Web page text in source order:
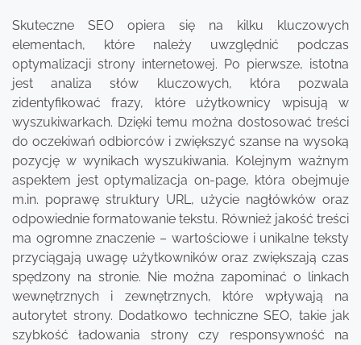
Skuteczne SEO opiera się na kilku kluczowych
elementach, które należy uwzględnić podczas
optymalizacji strony internetowej. Po pierwsze, istotna
jest analiza słów kluczowych, która pozwala
zidentyfikować frazy, które użytkownicy wpisują w
wyszukiwarkach. Dzięki temu można dostosować treści
do oczekiwań odbiorców i zwiększyć szanse na wysoką
pozycję w wynikach wyszukiwania. Kolejnym ważnym
aspektem jest optymalizacja on-page, która obejmuje
m.in. poprawę struktury URL, użycie nagłówków oraz
odpowiednie formatowanie tekstu. Również jakość treści
ma ogromne znaczenie – wartościowe i unikalne teksty
przyciągają uwagę użytkowników oraz zwiększają czas
spędzony na stronie. Nie można zapominać o linkach
wewnętrznych i zewnętrznych, które wpływają na
autorytet strony. Dodatkowo techniczne SEO, takie jak
szybkość ładowania strony czy responsywność na